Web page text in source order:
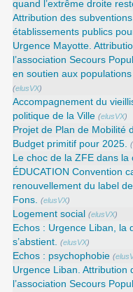
quand l’extrême droite
Attribution des
établissements publics
Urgence Mayotte.
l’association Secours
en soutien aux
(elusVX)
Accompagnement du
politique de la Ville (elusVX)
Projet de Plan de Mobilité
Budget primitif pour 2025. (
Le choc de la ZFE dans la
ÉDUCATION Convention
renouvellement du label
Fons. (elusVX)
Logement social (elusVX)
Echos : Urgence Liban, la
s’abstient. (elusVX)
Echos : psychophobie (
Urgence Liban. Attribution
l’association Secours